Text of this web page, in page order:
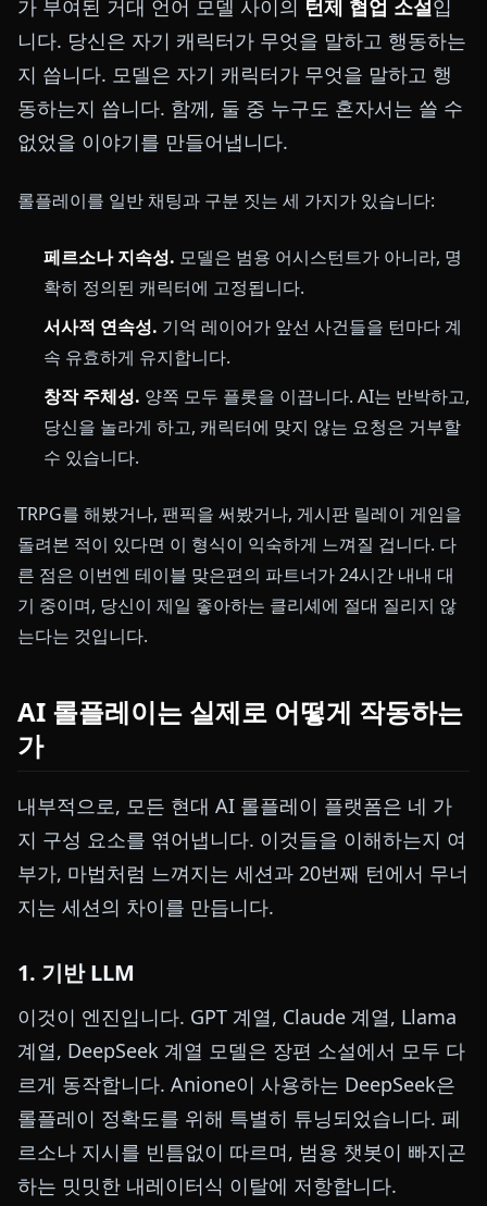
가 부여된 거대 언어 모델 사이의 턴제 협업 소설입
니다. 당신은 자기 캐릭터가 무엇을 말하고 행동하는
지 씁니다. 모델은 자기 캐릭터가 무엇을 말하고 행
동하는지 씁니다. 함께, 둘 중 누구도 혼자서는 쓸 수
없었을 이야기를 만들어냅니다.
롤플레이를 일반 채팅과 구분 짓는 세 가지가 있습니다:
페르소나 지속성. 모델은 범용 어시스턴트가 아니라, 명
확히 정의된 캐릭터에 고정됩니다.
서사적 연속성. 기억 레이어가 앞선 사건들을 턴마다 계
속 유효하게 유지합니다.
창작 주체성. 양쪽 모두 플롯을 이끕니다. AI는 반박하고,
당신을 놀라게 하고, 캐릭터에 맞지 않는 요청은 거부할
수 있습니다.
TRPG를 해봤거나, 팬픽을 써봤거나, 게시판 릴레이 게임을
돌려본 적이 있다면 이 형식이 익숙하게 느껴질 겁니다. 다
른 점은 이번엔 테이블 맞은편의 파트너가 24시간 내내 대
기 중이며, 당신이 제일 좋아하는 클리셰에 절대 질리지 않
는다는 것입니다.
AI 롤플레이는 실제로 어떻게 작동하는
가
내부적으로, 모든 현대 AI 롤플레이 플랫폼은 네 가
지 구성 요소를 엮어냅니다. 이것들을 이해하는지 여
부가, 마법처럼 느껴지는 세션과 20번째 턴에서 무너
지는 세션의 차이를 만듭니다.
1. 기반 LLM
이것이 엔진입니다. GPT 계열, Claude 계열, Llama
계열, DeepSeek 계열 모델은 장편 소설에서 모두 다
르게 동작합니다. Anione이 사용하는 DeepSeek은
롤플레이 정확도를 위해 특별히 튜닝되었습니다. 페
르소나 지시를 빈틈없이 따르며, 범용 챗봇이 빠지곤
하는 밋밋한 내레이터식 이탈에 저항합니다.